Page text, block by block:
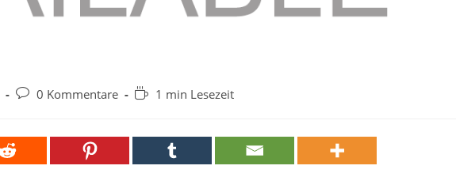
Beitrags-
0 Kommentare Lesedauer:
1 min Lesezeit